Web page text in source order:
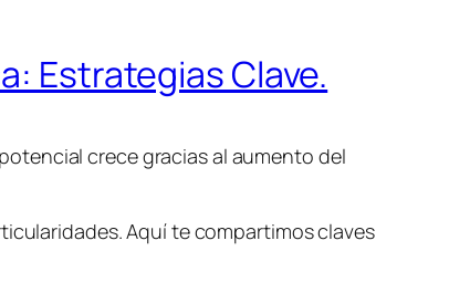
Estrategias Clave.
crece gracias al aumento del
Aquí te compartimos claves